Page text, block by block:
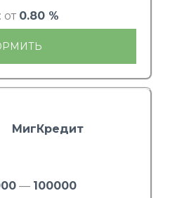
от 0.80 %
МигКредит
— 100000